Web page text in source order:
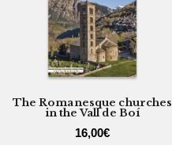
The Romanesque churches
in the Vall de Boí
16,00€